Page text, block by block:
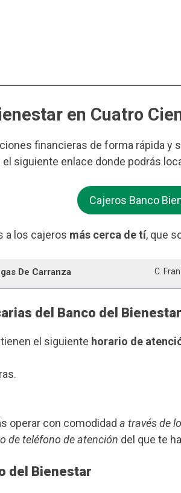
en Cuatro
financieras de forma rápida y
el siguiente enlace donde podrás
Cajeros Banco
a los cajeros más cerca de tí, que
De Carranza C.
del Banco del
el siguiente horario de
operar con comodidad a través de
de teléfono de atención del que te
del Bienestar